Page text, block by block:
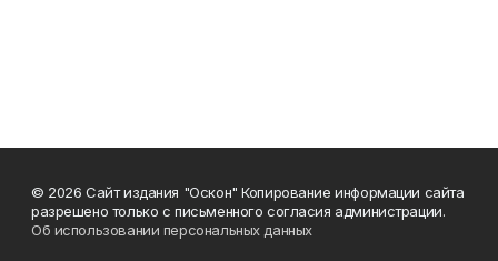
© 2026 Сайт издания "Оскон" Копирование информации сайта
разрешено только с письменного согласия администрации.
Об использовании персональных данных